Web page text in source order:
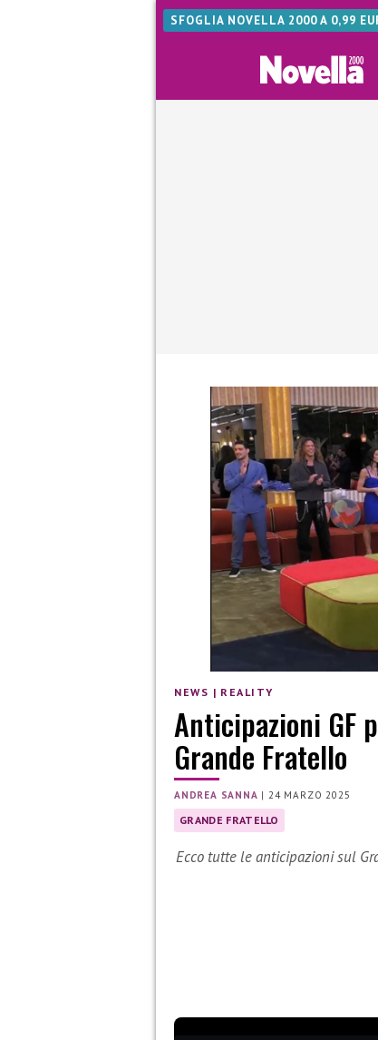
SFOGLIA NOVELLA 2000 A 0,99
NEWS | REALITY
Anticipazioni GF
Grande Fratello
ANDREA SANNA |24 MARZO 2025
GRANDE FRATELLO
Ecco tutte le anticipazioni sul